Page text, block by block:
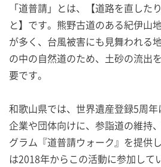
「道普請」とは、【道路を直した
と】です。熊野古道のある紀伊山
が多く、台風被害にも見舞われる
の中の自然道のため、土砂の流出
要です。
和歌山県では、世界遺産登録5周年
企業や団体向けに、参詣道の維持
グラム『道普請ウォーク』を提供
は2018年からこの活動に参加して